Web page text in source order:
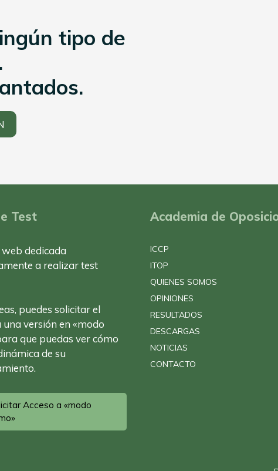
tipo de
Test
dedicada
a realizar test
puedes solicitar el
una versión en «modo
que puedas ver cómo
de su
Acceso a «modo
Academia de
ICCP
ITOP
QUIENES SOMOS
OPINIONES
RESULTADOS
DESCARGAS
NOTICIAS
CONTACTO